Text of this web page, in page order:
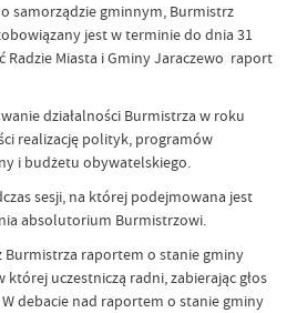
samorządzie gminnym, Burmistrz
jest w terminie do dnia 31
Radzie Miasta i Gminy Jaraczewo raport
działalności Burmistrza w roku
realizację polityk, programów
i budżetu obywatelskiego.
sesji, na której podejmowana jest
absolutorium Burmistrzowi.
Burmistrza raportem o stanie gminy
uczestniczą radni, zabierając głos
debacie nad raportem o stanie gminy